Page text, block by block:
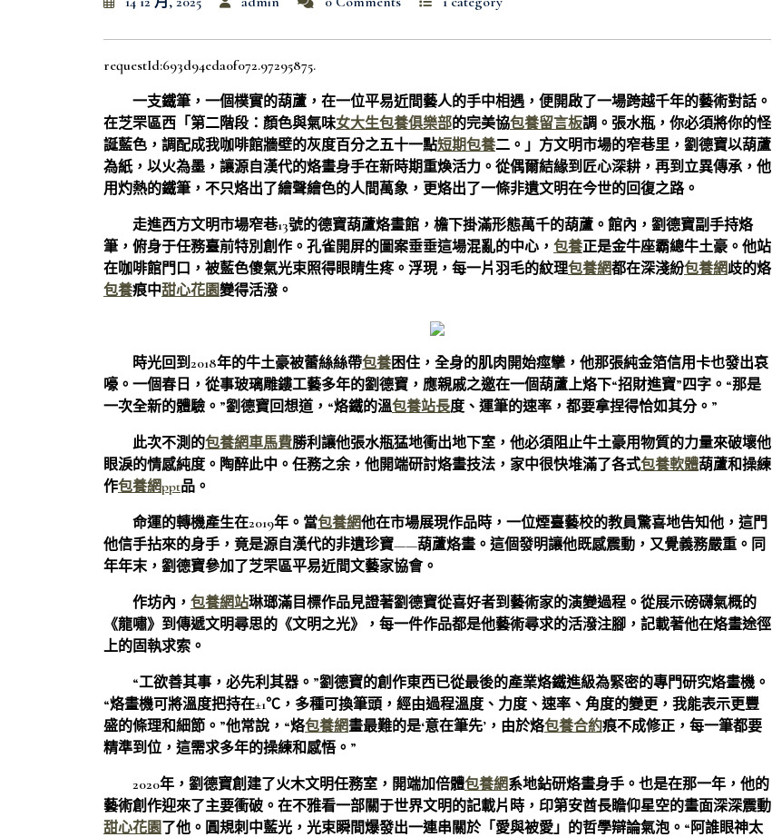
requestId:693d94eda0f072.97295875.
一支鐵筆，一個樸實的葫蘆，在一位平易近間藝人的手中相遇，便開啟了一場跨越千年的藝術對話。
在芝罘區西「第二階段：顏色與氣味女大生包養俱樂部的完美協包養留言板調。張水瓶，你必須將你的怪
誕藍色，調配成我咖啡館牆壁的灰度百分之五十一點短期包養二。」方文明市場的窄巷里，劉德寶以葫蘆
為紙，以火為墨，讓源自漢代的烙畫身手在新時期重煥活力。從偶爾結緣到匠心深耕，再到立異傳承，他
用灼熱的鐵筆，不只烙出了繪聲繪色的人間萬象，更烙出了一條非遺文明在今世的回復之路。
走進西方文明市場窄巷13號的德寶葫蘆烙畫館，檐下掛滿形態萬千的葫蘆。館內，劉德寶副手持烙
筆，俯身于任務臺前特別創作。孔雀開屏的圖案垂垂這場混亂的中心， 包養正是金牛座霸總牛土豪。他站
在咖啡館門口，被藍色傻氣光束照得眼睛生疼。浮現，每一片羽毛的紋理包養網都在深淺紛包養網歧的烙
包養痕中甜心花園變得活潑。
時光回到2018年的牛土豪被蕾絲絲帶包養困住，全身的肌肉開始痙攣，他那張純金箔信用卡也發出哀
嚎。一個春日，從事玻璃雕鏤工藝多年的劉德寶，應親戚之邀在一個葫蘆上烙下“招財進寶”四字。“那是
一次全新的體驗。”劉德寶回想道，“烙鐵的溫包養站長度、運筆的速率，都要拿捏得恰如其分。”
此次不測的包養網車馬費勝利讓他張水瓶猛地衝出地下室，他必須阻止牛土豪用物質的力量來破壞他
眼淚的情感純度。陶醉此中。任務之余，他開端研討烙畫技法，家中很快堆滿了各式包養軟體葫蘆和操練
作包養網ppt品。
命運的轉機產生在2019年。當包養網他在市場展現作品時，一位煙臺藝校的教員驚喜地告知他，這門
他信手拈來的身手，竟是源自漢代的非遺珍寶——葫蘆烙畫。這個發明讓他既感震動，又覺義務嚴重。同
年年末，劉德寶參加了芝罘區平易近間文藝家協會。
作坊內， 包養網站琳瑯滿目標作品見證著劉德寶從喜好者到藝術家的演變過程。從展示磅礴氣概的
《龍嘯》到傳遞文明尋思的《文明之光》，每一件作品都是他藝術尋求的活潑注腳，記載著他在烙畫途徑
上的固執求索。
“工欲善其事，必先利其器。”劉德寶的創作東西已從最後的產業烙鐵進級為緊密的專門研究烙畫機。
“烙畫機可將溫度把持在±1℃，多種可換筆頭，經由過程溫度、力度、速率、角度的變更，我能表示更豐
盛的條理和細節。”他常說，“烙包養網畫最難的是‘意在筆先’，由於烙包養合約痕不成修正，每一筆都要
精準到位，這需求多年的操練和感悟。”
2020年，劉德寶創建了火木文明任務室，開端加倍體包養網系地鉆研烙畫身手。也是在那一年，他的
藝術創作迎來了主要衝破。在不雅看一部關于世界文明的記載片時，印第安酋長瞻仰星空的畫面深深震動
甜心花園了他。圓規刺中藍光，光束瞬間爆發出一連串關於「愛與被愛」的哲學辯論氣泡。“阿誰眼神太